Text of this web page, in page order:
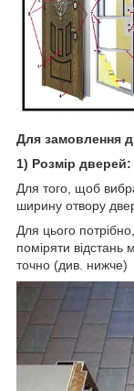
Для замовлення
1) Розмір дверей:
Для того, щоб
ширину отвору
Для цього
поміряти відстань
точно (див. нижче)